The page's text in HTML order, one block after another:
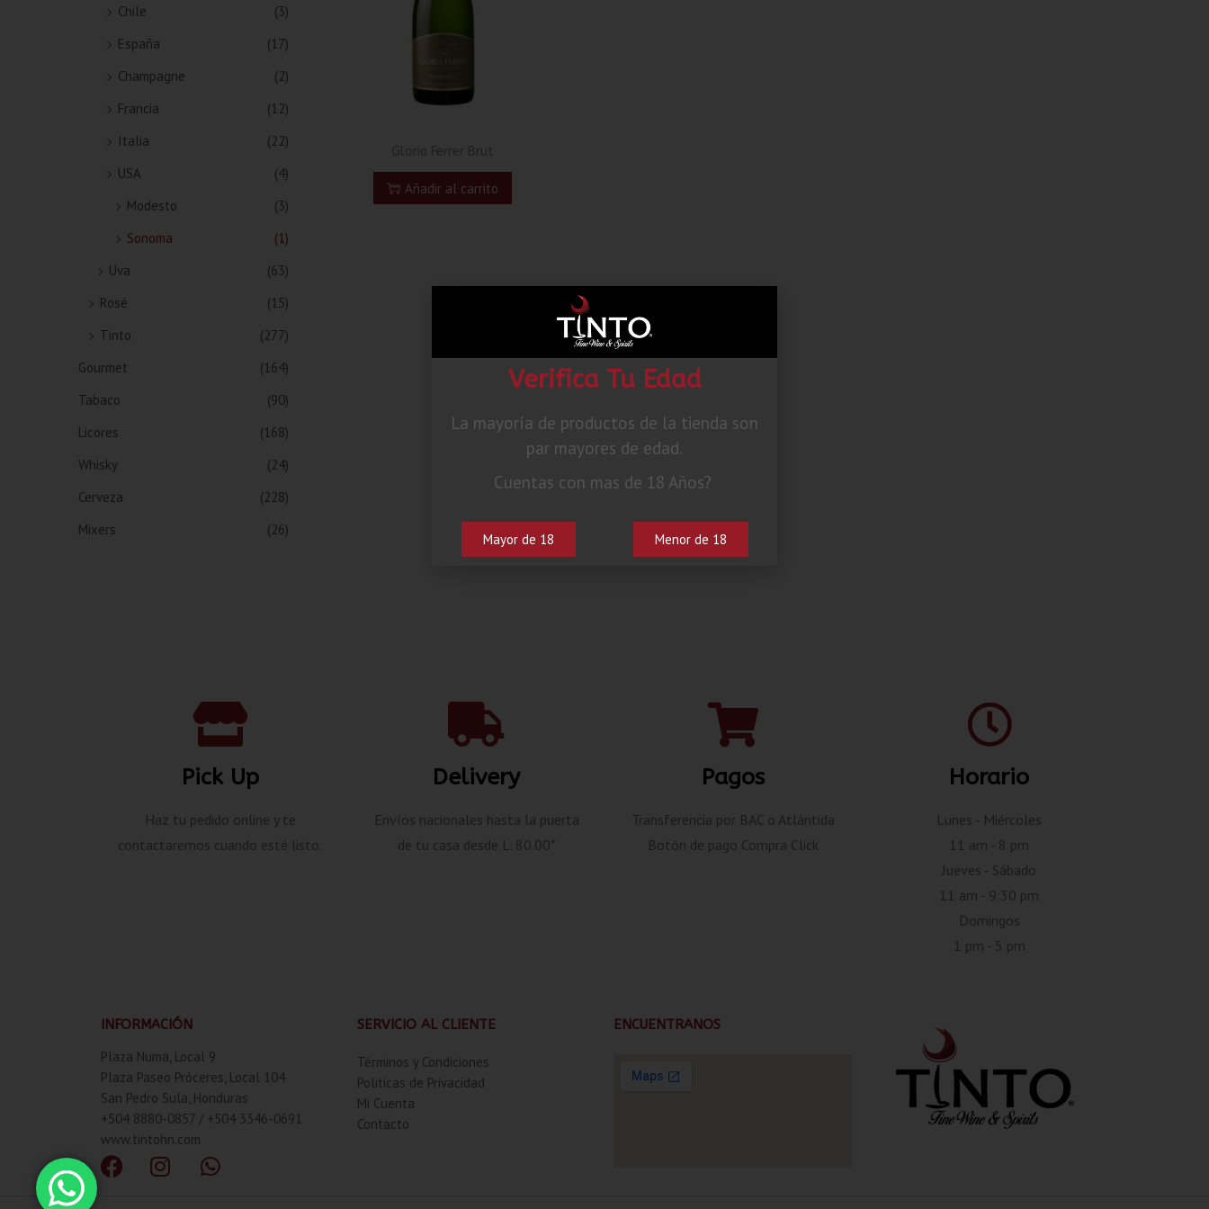
Añadir al carrito
Chile
(3)
España
(17)
Champagne
(2)
Francia
(12)
Italia
(22)
USA
(4)
Modesto
(3)
Sonoma
(1)
Uva
(63)
Rosé
(15)
Tinto
(277)
Gourmet
(164)
Tabaco
(90)
Licores
(168)
Whisky
(24)
Cerveza
(228)
Mixers
(26)
Pick Up
Haz tu pedido online y te
contactaremos cuando esté listo.
Delivery
Envíos nacionales hasta la puerta
de tu casa desde L. 80.00*
Pagos
Transferencia por BAC o Atlántida
Botón de pago Compra Click
Horario
Lunes - Miércoles
11 am - 8 pm
Jueves - Sábado
11 am - 9:30 pm
Domingos
1 pm - 5 pm
INFORMACIÓN
Plaza Numa, Local 9
Plaza Paseo Próceres, Local 104
San Pedro Sula, Honduras
+504 8880-0857 / +504 3346-0691
www.tintohn.com
SERVICIO AL CLIENTE
Términos y Condiciones
Politicas de Privacidad
Mi Cuenta
Contacto
ENCUENTRANOS
Verifica Tu Edad
La mayoría de productos de la tienda son
par mayores de edad.
Cuentas con mas de 18 Años?
Mayor de 18 Menor de 18